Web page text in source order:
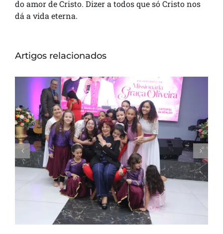
do amor de Cristo. Dizer a todos que só Cristo nos
dá a vida eterna.
Artigos relacionados
Missionária Graça Oliveira celebra 75 anos
em culto de ação de graças na Catedral
da Bênção